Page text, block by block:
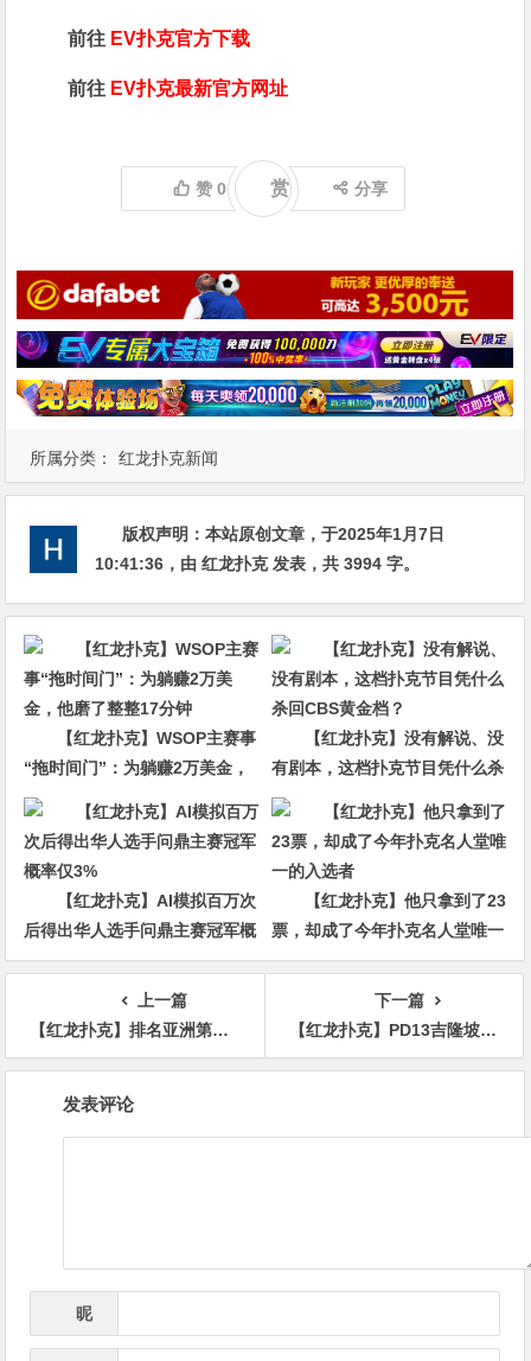
所属分类： 红龙扑克新闻
前往 EV扑克官方下载
前往 EV扑克最新官方网址
赞0 赏 分享
版权声明：本站原创文章，于2025年1月7日
10:41:36 ，由红龙扑克发表，共 3994 字。
【红龙扑克】WSOP主赛事
“拖时间门”：为躺赚2万美金，
他磨了整整17分钟
【红龙扑克】没有解说、没
有剧本，这档扑克节目凭什么杀
回CBS黄金档？
【红龙扑克】AI模拟百万次
后得出华人选手问鼎主赛冠军概
率仅3%
【红龙扑克】他只拿到了23
票，却成了今年扑克名人堂唯一
的入选者
上一篇
【红龙扑克】排名亚洲第一中国女牌手，出国比赛遭遇职业生涯奇耻大辱
下一篇
【红龙扑克】PD13吉隆坡站：马来西亚免签出行！“娱乐玩家”Mr.X独家解读PD13选手池
发表评论
昵